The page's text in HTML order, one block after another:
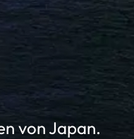
von Japan.